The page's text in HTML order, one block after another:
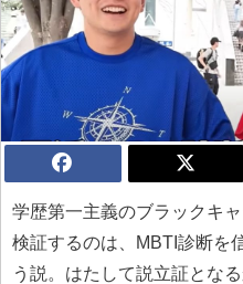
学歴第一主義のブラックキ
検証するのは、MBTI診断を
う説。はたして説立証となる